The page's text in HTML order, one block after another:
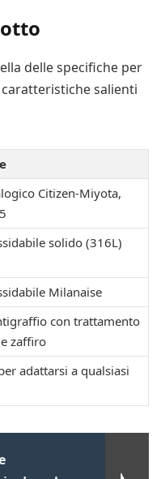
delle specifiche per
salienti
Citizen-Miyota,
solido (316L)
Milanaise
con trattamento
zaffiro
adattarsi a qualsiasi